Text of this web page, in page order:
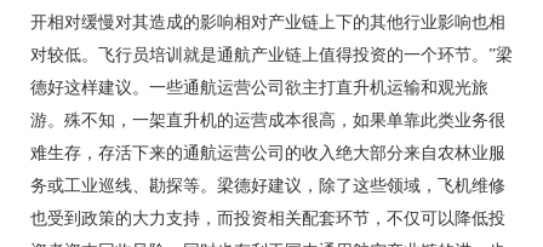
开相对缓慢对其造成的影响相对产业链上下的其他行业影响也相
对较低。飞行员培训就是通航产业链上值得投资的一个环节。”梁
德好这样建议。一些通航运营公司欲主打直升机运输和观光旅
游。殊不知，一架直升机的运营成本很高，如果单靠此类业务很
难生存，存活下来的通航运营公司的收入绝大部分来自农林业服
务或工业巡线、勘探等。梁德好建议，除了这些领域，飞机维修
也受到政策的大力支持，而投资相关配套环节，不仅可以降低投